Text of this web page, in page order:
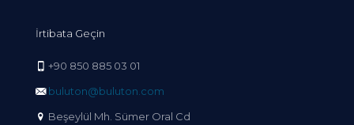
İrtibata Geçin
+90 850 885 03 01
buluton@buluton.com
Beşeylül Mh. Sümer Oral Cd